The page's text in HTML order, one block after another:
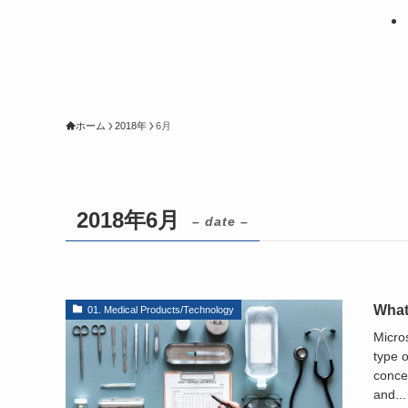
ホーム 2018年 6月
2018年6月 – date –
01. Medical Products/Technology
type
and...